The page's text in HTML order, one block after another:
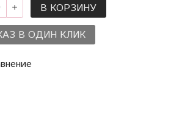
В КОРЗИНУ
В ОДИН КЛИК